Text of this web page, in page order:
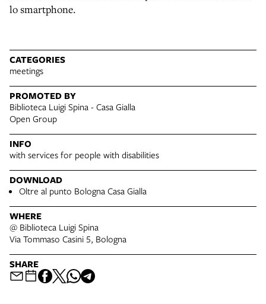
lo smartphone.
CATEGORIES
meetings
PROMOTED BY
Biblioteca Luigi Spina - Casa Gialla
Open Group
INFO
with services for people with disabilities
DOWNLOAD
Oltre al punto Bologna Casa Gialla
WHERE
@ Biblioteca Luigi Spina
Via Tommaso Casini 5, Bologna
SHARE